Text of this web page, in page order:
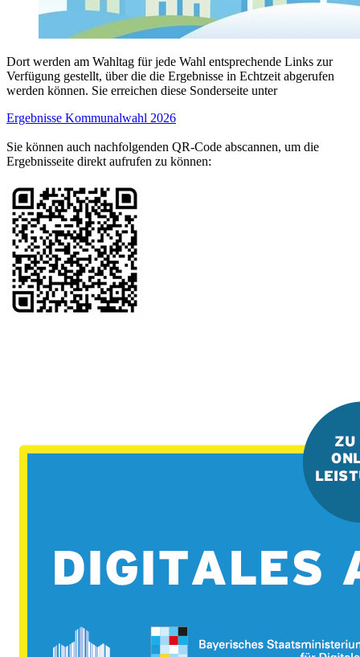
Dort werden am Wahltag für jede Wahl entsprechende Links zur
Verfügung gestellt, über die die Ergebnisse in Echtzeit abgerufen
werden können. Sie erreichen diese Sonderseite unter
Ergebnisse Kommunalwahl 2026
Sie können auch nachfolgenden QR-Code abscannen, um die
Ergebnisseite direkt aufrufen zu können: